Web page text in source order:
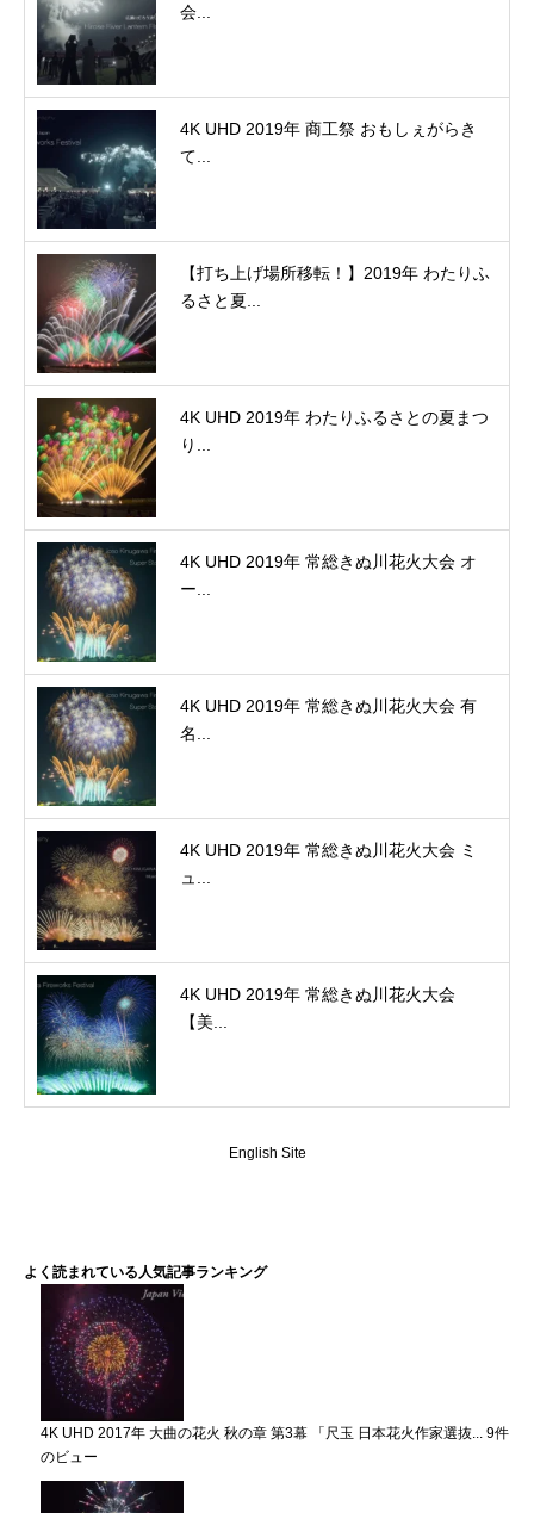
会...
4K UHD 2019年 商工祭 おもしぇがらき
て...
【打ち上げ場所移転！】2019年 わたりふ
るさと夏...
4K UHD 2019年 わたりふるさとの夏まつ
り...
4K UHD 2019年 常総きぬ川花火大会 オ
ー...
4K UHD 2019年 常総きぬ川花火大会 有
名...
4K UHD 2019年 常総きぬ川花火大会 ミ
ュ...
4K UHD 2019年 常総きぬ川花火大会
【美...
English Site
よく読まれている人気記事ランキング
4K UHD 2017年 大曲の花火 秋の章 第3幕 「尺玉 日本花火作家選抜... 9件
のビュー